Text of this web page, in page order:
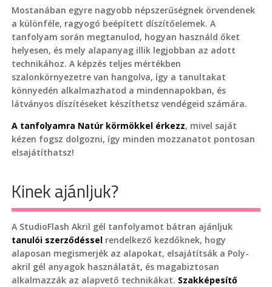
Mostanában egyre nagyobb népszerűségnek örvendenek
a különféle, ragyogó beépített díszítőelemek. A
tanfolyam során megtanulod, hogyan használd őket
helyesen, és mely alapanyag illik legjobban az adott
technikához. A képzés teljes mértékben
szalonkörnyezetre van hangolva, így a tanultakat
könnyedén alkalmazhatod a mindennapokban, és
látványos díszítéseket készíthetsz vendégeid számára.
A tanfolyamra Natúr körmökkel érkezz, mivel saját
kézen fogsz dolgozni, így minden mozzanatot pontosan
elsajátíthatsz!
Kinek ajánljuk?
A StudioFlash Akril gél tanfolyamot bátran ajánljuk
tanulói szerződéssel rendelkező kezdőknek, hogy
alaposan megismerjék az alapokat, elsajátítsák a Poly-
akril gél anyagok használatát, és magabiztosan
alkalmazzák az alapvető technikákat. Szakképesítő